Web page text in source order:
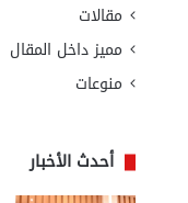
مقالات
مميز داخل المقال
منوعات
أحدث الأخبار